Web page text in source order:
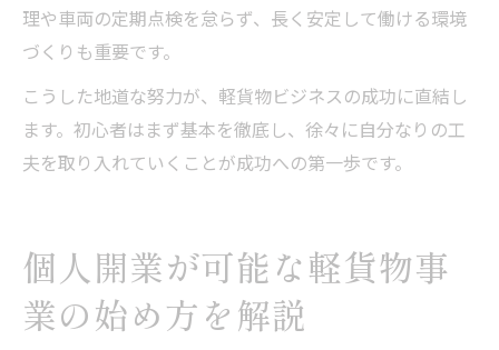
理や車両の定期点検を怠らず、長く安定して働ける環境
づくりも重要です。
こうした地道な努力が、軽貨物ビジネスの成功に直結し
ます。初心者はまず基本を徹底し、徐々に自分なりの工
夫を取り入れていくことが成功への第一歩です。
個人開業が可能な軽貨物事
業の始め方を解説